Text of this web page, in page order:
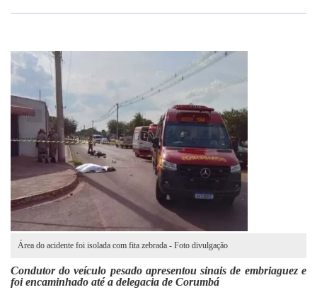
Anuncie
Fale Conosco
Área do acidente foi isolada com fita zebrada - Foto divulgação
Condutor do veículo pesado apresentou sinais de embriaguez e
foi encaminhado até a delegacia de Corumbá